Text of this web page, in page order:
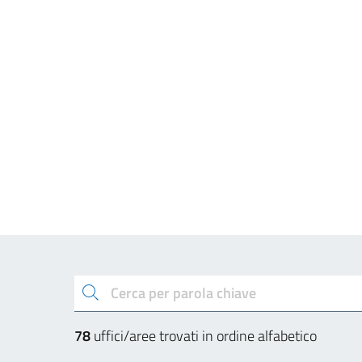
Esplora gli uffici e
cerca
78uffici/aree trovati in ordine alfabetico